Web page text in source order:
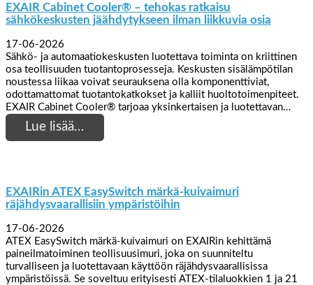
EXAIR Cabinet Cooler® – tehokas ratkaisu
sähkökeskusten jäähdytykseen ilman liikkuvia osia
17-06-2026
Sähkö- ja automaatiokeskusten luotettava toiminta on kriittinen
osa teollisuuden tuotantoprosesseja. Keskusten sisälämpötilan
noustessa liikaa voivat seurauksena olla komponenttiviat,
odottamattomat tuotantokatkokset ja kalliit huoltotoimenpiteet.
EXAIR Cabinet Cooler® tarjoaa yksinkertaisen ja luotettavan…
Lue lisää…
EXAIRin ATEX EasySwitch märkä-kuivaimuri
räjähdysvaarallisiin ympäristöihin
17-06-2026
ATEX EasySwitch märkä-kuivaimuri on EXAIRin kehittämä
paineilmatoiminen teollisuusimuri, joka on suunniteltu
turvalliseen ja luotettavaan käyttöön räjähdysvaarallisissa
ympäristöissä. Se soveltuu erityisesti ATEX-tilaluokkien 1 ja 21